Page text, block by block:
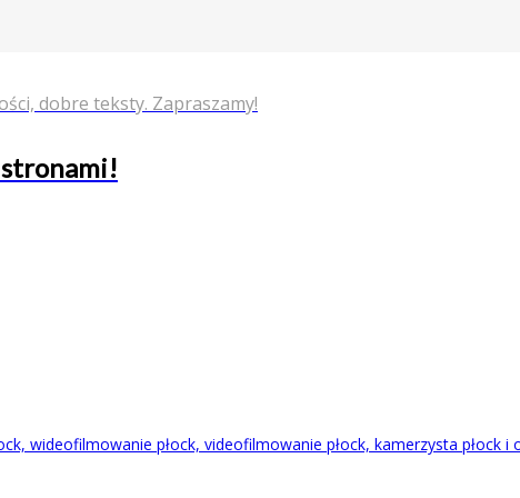
dobre teksty. Zapraszamy!
stronami!